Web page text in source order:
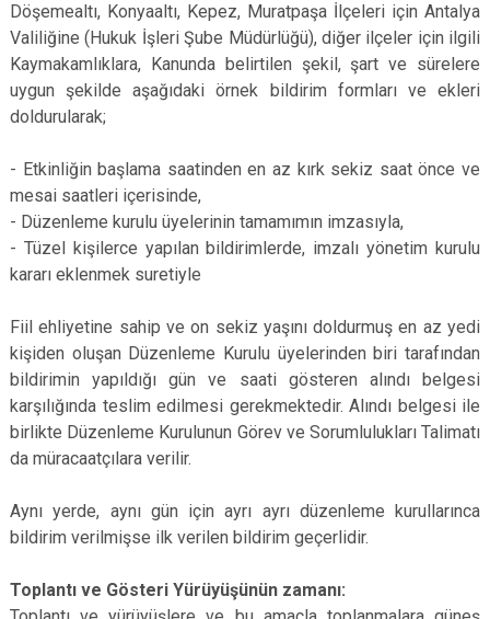
Döşemealtı, Konyaaltı, Kepez, Muratpaşa İlçeleri için Antalya
Valiliğine (Hukuk İşleri Şube Müdürlüğü), diğer ilçeler için ilgili
Kaymakamlıklara, Kanunda belirtilen şekil, şart ve sürelere
uygun şekilde aşağıdaki örnek bildirim formları ve ekleri
doldurularak;
- Etkinliğin başlama saatinden en az kırk sekiz saat önce ve
mesai saatleri içerisinde,
- Düzenleme kurulu üyelerinin tamamımın imzasıyla,
- Tüzel kişilerce yapılan bildirimlerde, imzalı yönetim kurulu
kararı eklenmek suretiyle
Fiil ehliyetine sahip ve on sekiz yaşını doldurmuş en az yedi
kişiden oluşan Düzenleme Kurulu üyelerinden biri tarafından
bildirimin yapıldığı gün ve saati gösteren alındı belgesi
karşılığında teslim edilmesi gerekmektedir. Alındı belgesi ile
birlikte Düzenleme Kurulunun Görev ve Sorumlulukları Talimatı
da müracaatçılara verilir.
Aynı yerde, aynı gün için ayrı ayrı düzenleme kurullarınca
bildirim verilmişse ilk verilen bildirim geçerlidir.
Toplantı ve Gösteri Yürüyüşünün zamanı: